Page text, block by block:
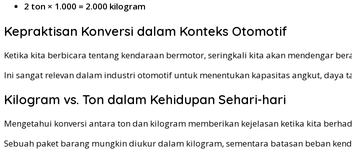
2 ton × 1.000 = 2.000 kilogram
Kepraktisan Konversi dalam Konteks Otomotif
Ketika kita berbicara tentang kendaraan bermotor, seringkali kita akan mendengar
Ini sangat relevan dalam industri otomotif untuk menentukan kapasitas angkut, daya
Kilogram vs. Ton dalam Kehidupan Sehari-hari
Mengetahui konversi antara ton dan kilogram memberikan kejelasan ketika kita
Sebuah paket barang mungkin diukur dalam kilogram, sementara batasan beban